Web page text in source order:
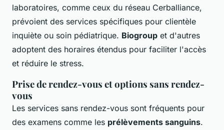
laboratoires, comme ceux du réseau Cerballiance,
prévoient des services spécifiques pour clientèle
inquiète ou soin pédiatrique. Biogroup et d'autres
adoptent des horaires étendus pour faciliter l'accès
et réduire le stress.
Prise de rendez-vous et options sans rendez-
vous
Les services sans rendez-vous sont fréquents pour
des examens comme les prélèvements sanguins.